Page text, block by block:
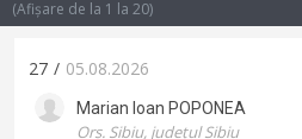
(Afișare de la 1 la 20)
27 / 05.08.2026
Marian Ioan POPONEA
Orș. Sibiu, județul Sibiu